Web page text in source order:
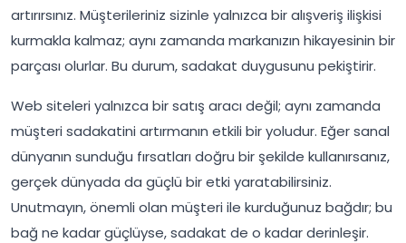
artırırsınız. Müşterileriniz sizinle yalnızca bir alışveriş ilişkisi
kurmakla kalmaz; aynı zamanda markanızın hikayesinin bir
parçası olurlar. Bu durum, sadakat duygusunu pekiştirir.
Web siteleri yalnızca bir satış aracı değil; aynı zamanda
müşteri sadakatini artırmanın etkili bir yoludur. Eğer sanal
dünyanın sunduğu fırsatları doğru bir şekilde kullanırsanız,
gerçek dünyada da güçlü bir etki yaratabilirsiniz.
Unutmayın, önemli olan müşteri ile kurduğunuz bağdır; bu
bağ ne kadar güçlüyse, sadakat de o kadar derinleşir.